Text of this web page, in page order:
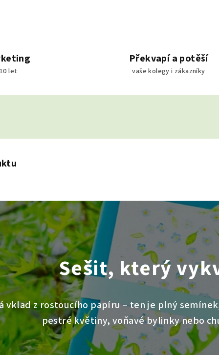
let
Překvapí a potěší
vaše kolegy i zákazníky
Sešit, který
vklad z rostoucího papíru – ten je plný
pestré květiny, voňavé bylinky nebo